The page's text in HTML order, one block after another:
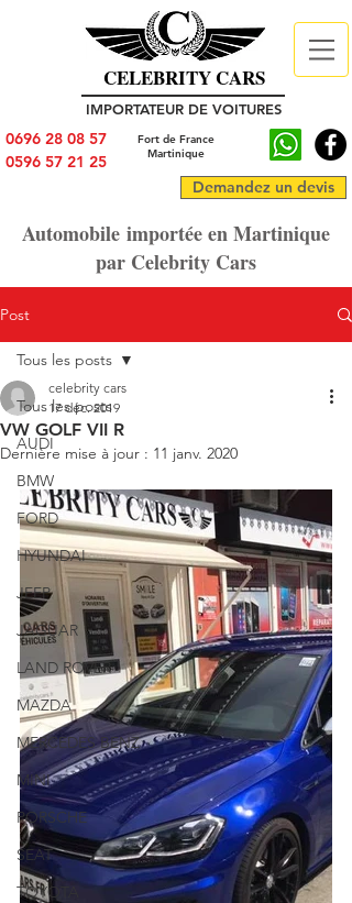
CELEBRITY CARS
IMPORTATEUR DE VOITURES
0596 57 21 25
Fort de France
Martinique
0696 28 08 57
Demandez un devis
Automobile importée en Martinique
par Celebrity Cars
Post
Tous les posts
AUDI
BMW
FORD
HYUNDAI
JEEP
JAGUAR
LAND ROVER
MAZDA
MERCEDES BENZ
MINI
PORSCHE
SEAT
TOYOTA
Tous les posts
VW GOLF VII R
celebrity cars
17 déc. 2019
Dernière mise à jour : 11 janv. 2020